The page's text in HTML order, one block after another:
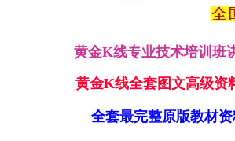
黄金K线专业技术培训班
黄金K线全套图文高级资
全套最完整原版教材资